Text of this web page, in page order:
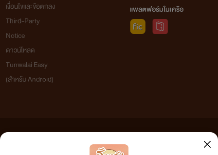
เงื่อนไขและข้อตกลง
Third-Party
Notice
ดาวน์โหลด
Tunwalai Easy
(สำหรับ Android)
แพลตฟอร์มในเครือ
เว็บไซต์แห่งนี้ไม่ได้เห็นด้วยและไม่ขอรับผิดชอบต่อข้อความใดๆ ทั้งสิ้น ดังนั้นผู้อ่านทุกท่านโปรดใช้